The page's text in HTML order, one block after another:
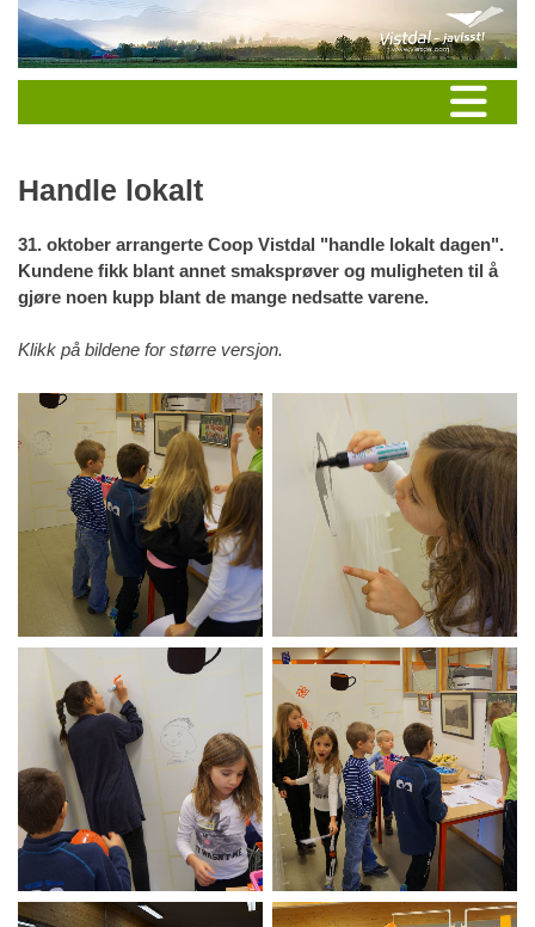
Handle lokalt
31. oktober arrangerte Coop Vistdal "handle lokalt dagen".
Kundene fikk blant annet smaksprøver og muligheten til å
gjøre noen kupp blant de mange nedsatte varene.
Klikk på bildene for større versjon.